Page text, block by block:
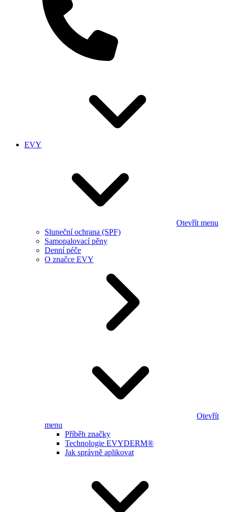
EVY
Otevřít menu
Sluneční ochrana (SPF)
Samopalovací pěny
Denní péče
O značce EVY
Otevřít
menu
Příběh značky
Technologie EVYDERM®
Jak správně aplikovat